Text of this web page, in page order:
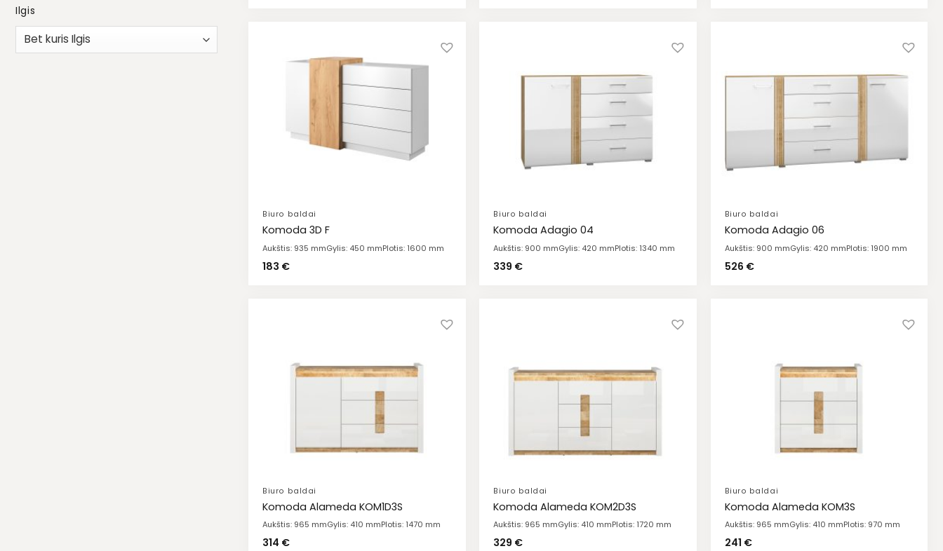
Ilgis
Biuro baldai
Komoda 3D F
Aukštis: 935 mmGylis: 450 mmPlotis: 1600 mm
183 €
Biuro baldai
Komoda Adagio 04
Aukštis: 900 mmGylis: 420 mmPlotis: 1340 mm
339 €
Biuro baldai
Komoda Adagio 06
Aukštis: 900 mmGylis: 420 mmPlotis: 1900 mm
526 €
Biuro baldai
Komoda Alameda KOM1D3S
Aukštis: 965 mmGylis: 410 mmPlotis: 1470 mm
314 €
Biuro baldai
Komoda Alameda KOM2D3S
Aukštis: 965 mmGylis: 410 mmPlotis: 1720 mm
329 €
Biuro baldai
Komoda Alameda KOM3S
Aukštis: 965 mmGylis: 410 mmPlotis: 970 mm
241 €